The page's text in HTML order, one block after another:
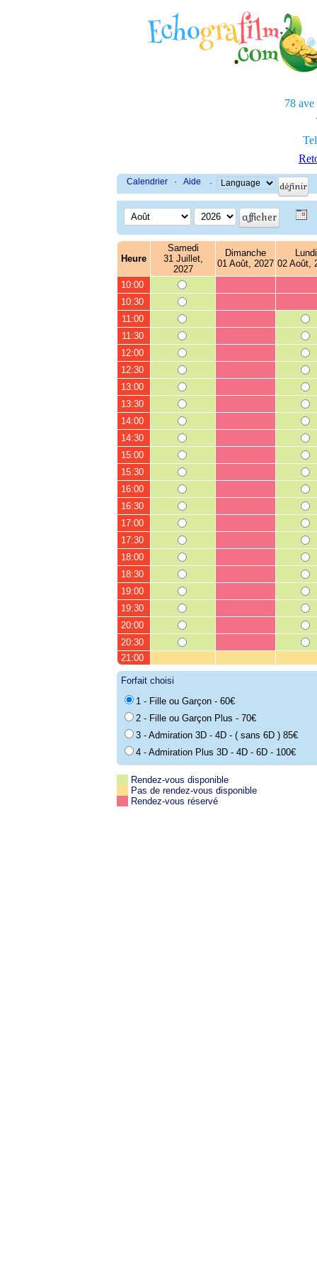
78 ave
Calendrier · Aide ·
Heure
Samedi
31 Juillet,
2027
Dimanche
01 Août, 2027
Lundi
02 Août,
10:00
10:30
11:00
11:30
12:00
12:30
13:00
13:30
14:00
14:30
15:00
15:30
16:00
16:30
17:00
17:30
18:00
18:30
19:00
19:30
20:00
20:30
21:00
Forfait choisi
1 - Fille ou Garçon - 60€
2 - Fille ou Garçon Plus - 70€
3 - Admiration 3D - 4D - ( sans 6D ) 85€
4 - Admiration Plus 3D - 4D - 6D - 100€
Rendez-vous disponible
Pas de rendez-vous disponible
Rendez-vous réservé